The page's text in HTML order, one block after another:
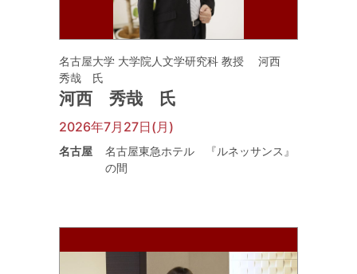
名古屋大学 大学院人文学研究科 教授 河西
秀哉 氏
河西 秀哉 氏
2026年7月27日(月)
名古屋
名古屋東急ホテル 『ルネッサンス』
の間